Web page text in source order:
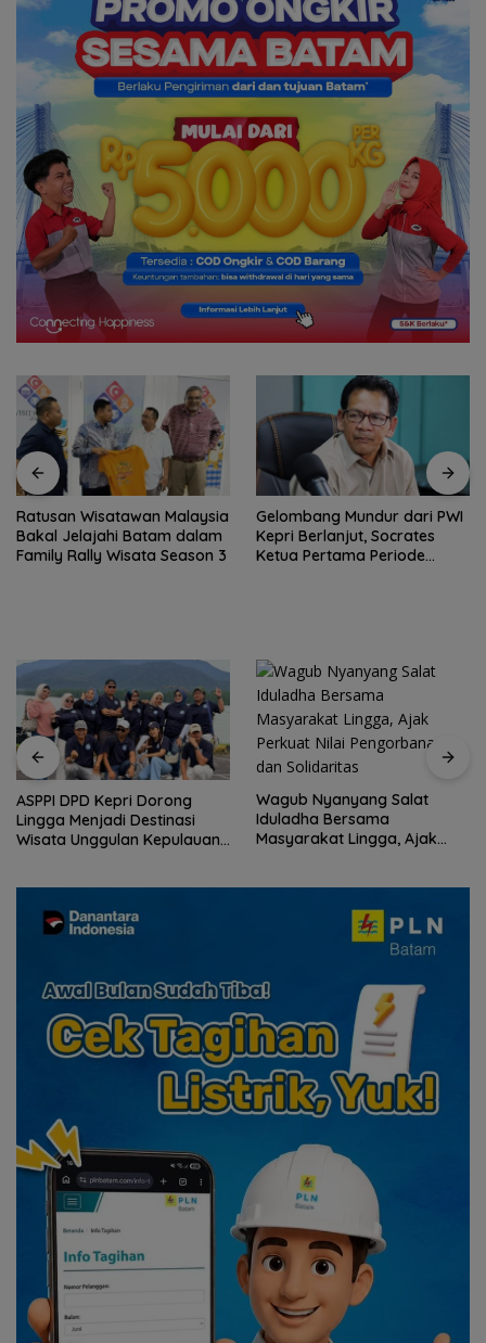
Ratusan Wisatawan Malaysia
Bakal Jelajahi Batam dalam
Family Rally Wisata Season 3
Gelombang Mundur dari PWI
Kepri Berlanjut, Socrates
Ketua Pertama Periode
ASPPI DPD Kepri Dorong
Lingga Menjadi Destinasi
Wisata Unggulan Kepulauan
Wagub Nyanyang Salat
Iduladha Bersama
Masyarakat Lingga, Ajak